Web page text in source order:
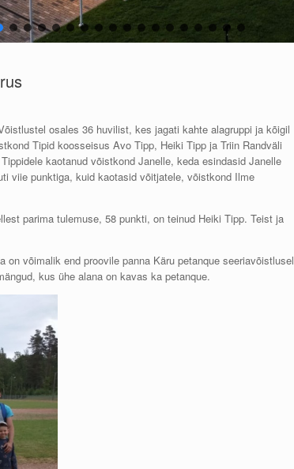
osales 36 huvilist, kes jagati kahte alagruppi ja kõigil
Tipid koosseisus Avo Tipp, Heiki Tipp ja Triin Randväli
kaotanud võistkond Janelle, keda esindasid Janelle
viie punktiga, kuid kaotasid võitjatele, võistkond Ilme
parima tulemuse, 58 punkti, on teinud Heiki Tipp. Teist ja
võimalik end proovile panna Käru petanque seeriavõistlusel
kus ühe alana on kavas ka petanque.